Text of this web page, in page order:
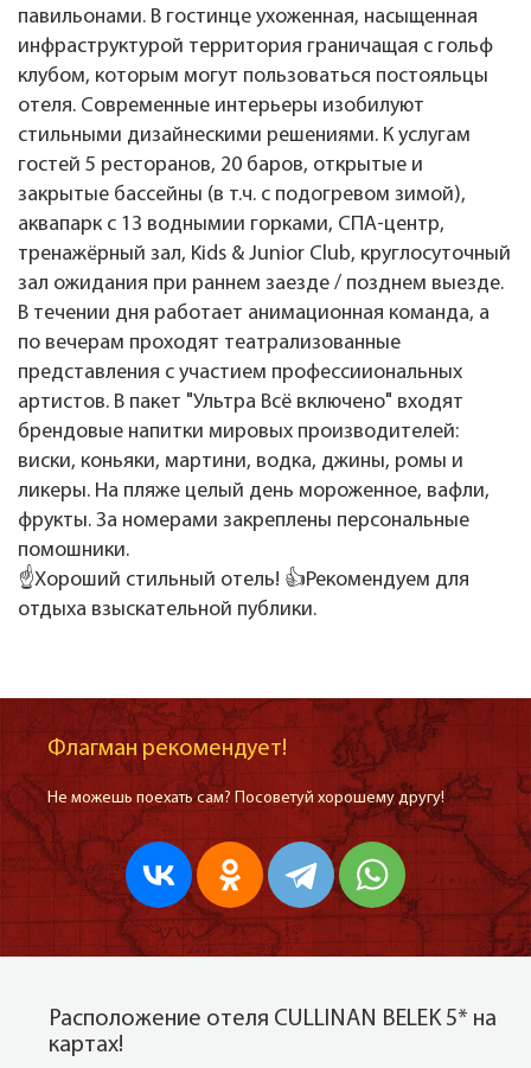
павильонами. В гостинце ухоженная, насыщенная
инфраструктурой территория граничащая с гольф
клубом, которым могут пользоваться постояльцы
отеля. Современные интерьеры изобилуют
стильными дизайнескими решениями. К услугам
гостей 5 ресторанов, 20 баров, открытые и
закрытые бассейны (в т.ч. с подогревом зимой),
аквапарк с 13 воднымии горками, СПА-центр,
тренажёрный зал, Kids & Junior Club, круглосуточный
зал ожидания при раннем заезде / позднем выезде.
В течении дня работает анимационная команда, а
по вечерам проходят театрализованные
представления с участием профессииональных
артистов. В пакет "Ультра Всё включено" входят
брендовые напитки мировых производителей:
виски, коньяки, мартини, водка, джины, ромы и
ликеры. На пляже целый день мороженное, вафли,
фрукты. За номерами закреплены персональные
помошники.
☝️Хороший стильный отель! 👍Рекомендуем для
отдыха взыскательной публики.
Флагман рекомендует!
Не можешь поехать сам? Посоветуй хорошему другу!
Расположение отеля CULLINAN BELEK 5* на
картах!